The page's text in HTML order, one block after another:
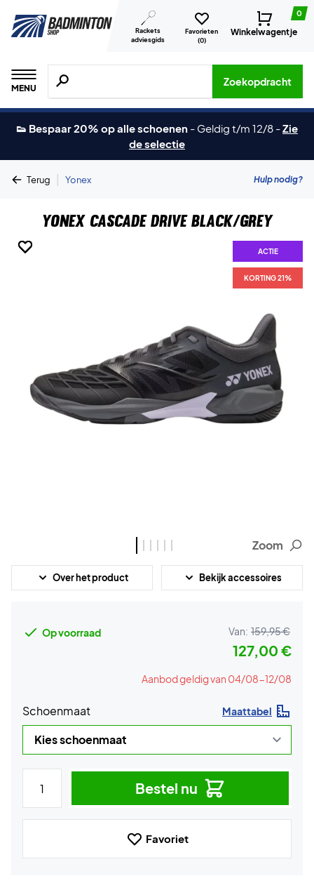
Rackets
adviesgids
Favorieten
(0)
0
Winkelwagentje
MENU
Zoeken naar producten, merken etc.
Zoekopdracht
👟 Bespaar 20% op alle schoenen - Geldig t/m 12/8 -Zie
de selectie
Terug | Yonex Hulp nodig?
Yonex Cascade Drive Black/Grey
ACTIE
KORTING 21%
ACTIE
KORTING 21%
ACTIE
KORTING 21%
ACTIE
KORTING 21%
ACTIE
KORTING 21%
ACTIE
KORTING 21%
Zoom
Over het product Bekijk accessoires
Op voorraad Van: 159,95 €
127,00 €
Aanbod geldig van 04/08-12/08
Schoenmaat Maattabel
Bestel nu
Favoriet